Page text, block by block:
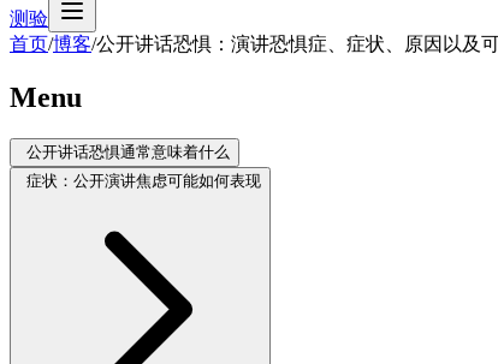
测验
首页/博客/公开讲话恐惧：演讲恐惧症、症状、原因以及
Menu
公开讲话恐惧通常意味着什么
症状：公开演讲焦虑可能如何表现